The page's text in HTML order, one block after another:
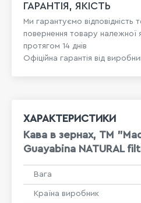
ГАРАНТІЯ, ЯКІСТЬ
Ми гарантуємо відповідність
повернення товару належної
протягом 14 днів
Офіційна гарантія від
ХАРАКТЕРИСТИКИ
Кава в зернах, ТМ
Guayabina NATURAL
Вага
Країна виробник